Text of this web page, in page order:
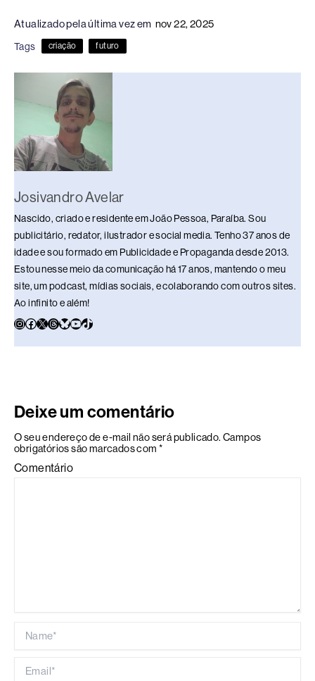
e
b
o
o
a
d
s
e
dI
n
sk s
p
y
n
Atualizado pela última vez em nov 22, 2025
Tags criação futuro
Josivandro Avelar
Nascido, criado e residente em João Pessoa, Paraíba. Sou
publicitário, redator, ilustrador e social media. Tenho 37 anos de
idade e sou formado em Publicidade e Propaganda desde 2013.
Estou nesse meio da comunicação há 17 anos, mantendo o meu
site, um podcast, mídias sociais, e colaborando com outros sites.
Ao infinito e além!
Deixe um comentário
O seu endereço de e-mail não será publicado. Campos
obrigatórios são marcados com *
Comentário